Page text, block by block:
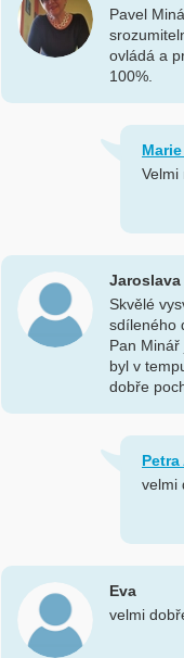
Pavel
ovládá a
100%.
Velmi
Jaroslava
Skvělé
sdíleného
Pan
byl v
dobře
velmi
Eva
velmi